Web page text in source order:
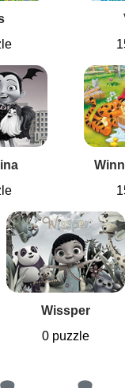
Wissper
0 puzzle